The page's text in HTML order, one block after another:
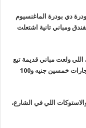
دي بودرة الماغنسيوم
ومباني تانية اشتعلت
ولعت مباني قديمة تبع
الأوقاف كلها ومساحتها كبيرة وإيجار قديم يعني إيجارات خمسين جنيه و100
اللي في الشارع،